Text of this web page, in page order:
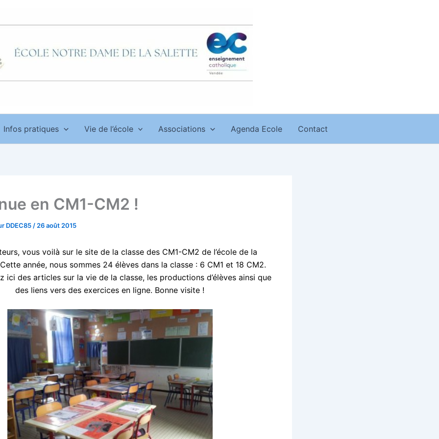
Infos pratiques Vie de l’école Associations Agenda Ecole Contact
en CM1-CM2 !
DDEC85 / 26 août 2015
vous voilà sur le site de la classe des CM1-CM2 de l’école de la
année, nous sommes 24 élèves dans la classe : 6 CM1 et 18 CM2.
ici des articles sur la vie de la classe, les productions d’élèves ainsi que
des liens vers des exercices en ligne. Bonne visite !